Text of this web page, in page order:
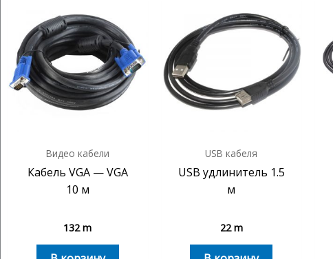
Видео кабели
Кабель VGA — VGA
10 м
132m
USB кабеля
USB удлинитель 1.5
м
22m